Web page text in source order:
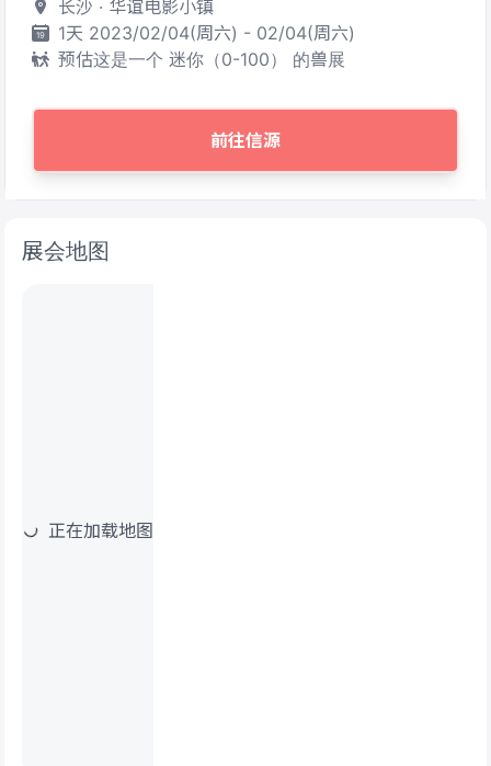
长沙 · 华谊电影小镇
1天 2023/02/04(周六) - 02/04(周六)
预估这是一个 迷你（0-100） 的兽展
前往信源
展会地图
正在加载地图